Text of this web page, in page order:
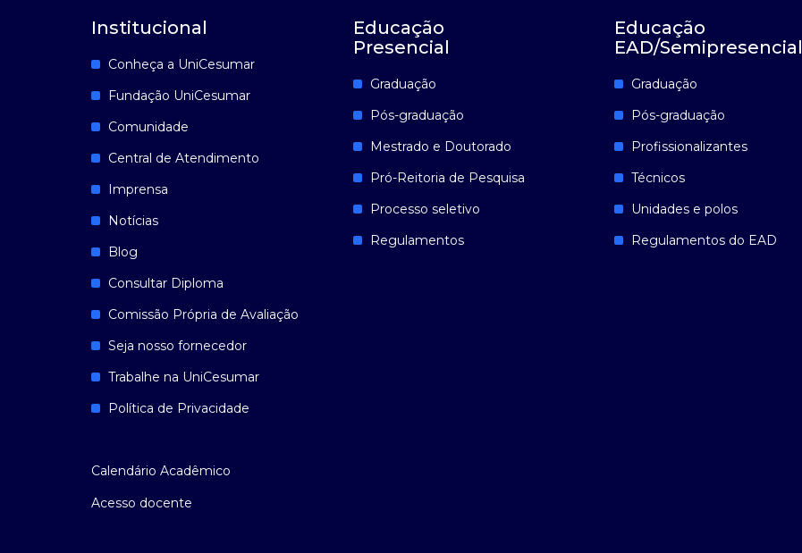
Institucional
Conheça a UniCesumar
Fundação UniCesumar
Comunidade
Central de Atendimento
Imprensa
Notícias
Blog
Consultar Diploma
Comissão Própria de Avaliação
Seja nosso fornecedor
Trabalhe na UniCesumar
Política de Privacidade
Calendário Acadêmico
Acesso docente
Educação
Presencial
Graduação
Pós-graduação
Mestrado e Doutorado
Pró-Reitoria de Pesquisa
Processo seletivo
Regulamentos
Educação
EAD/Semipresencial
Graduação
Pós-graduação
Profissionalizantes
Técnicos
Unidades e polos
Regulamentos do EAD